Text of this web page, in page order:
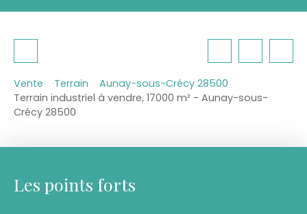
Vente Terrain
Aunay-sous-Crécy 28500
Terrain industriel à vendre, 17000 m² - Aunay-sous-
Crécy 28500
Les points forts